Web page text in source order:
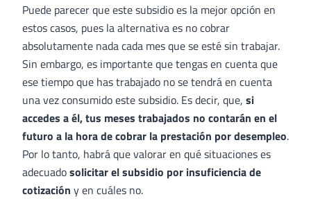
Puede parecer que este subsidio es la mejor opción en
estos casos, pues la alternativa es no cobrar
absolutamente nada cada mes que se esté sin trabajar.
Sin embargo, es importante que tengas en cuenta que
ese tiempo que has trabajado no se tendrá en cuenta
una vez consumido este subsidio. Es decir, que, si
accedes a él, tus meses trabajados no contarán en el
futuro a la hora de cobrar la prestación por desempleo.
Por lo tanto, habrá que valorar en qué situaciones es
adecuadosolicitar el subsidio por insuficiencia de
cotización y en cuáles no.